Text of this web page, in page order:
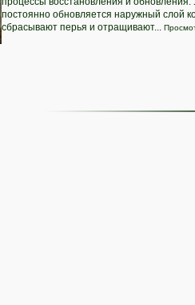
постоянно обновляется наружный слой
сбрасывают перья и отращивают...